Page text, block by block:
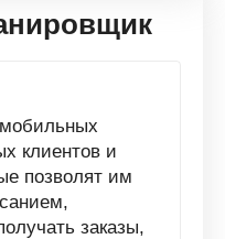
мобильных
клиентов и
позволят им
заказы,